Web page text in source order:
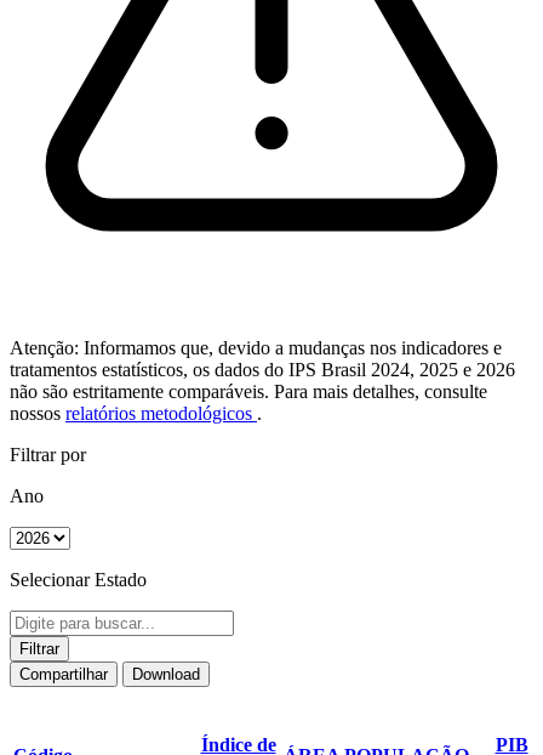
Atenção: Informamos que, devido a mudanças nos indicadores e
tratamentos estatísticos, os dados do IPS Brasil 2024, 2025 e 2026
não são estritamente comparáveis. Para mais detalhes, consulte
nossos relatórios metodológicos .
Filtrar por
Ano
Selecionar Estado
Filtrar
Compartilhar
Download
Índice de PIB